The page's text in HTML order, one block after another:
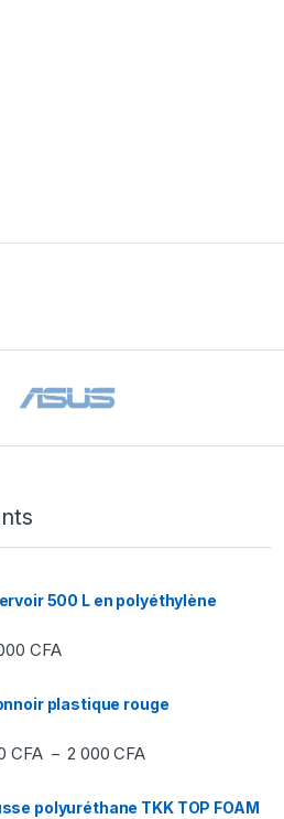
500 L en polyéthylène
CFA
plastique rouge
CFA – 2 000CFAPlage de prix : 1
polyuréthane TKK TOP FOAM